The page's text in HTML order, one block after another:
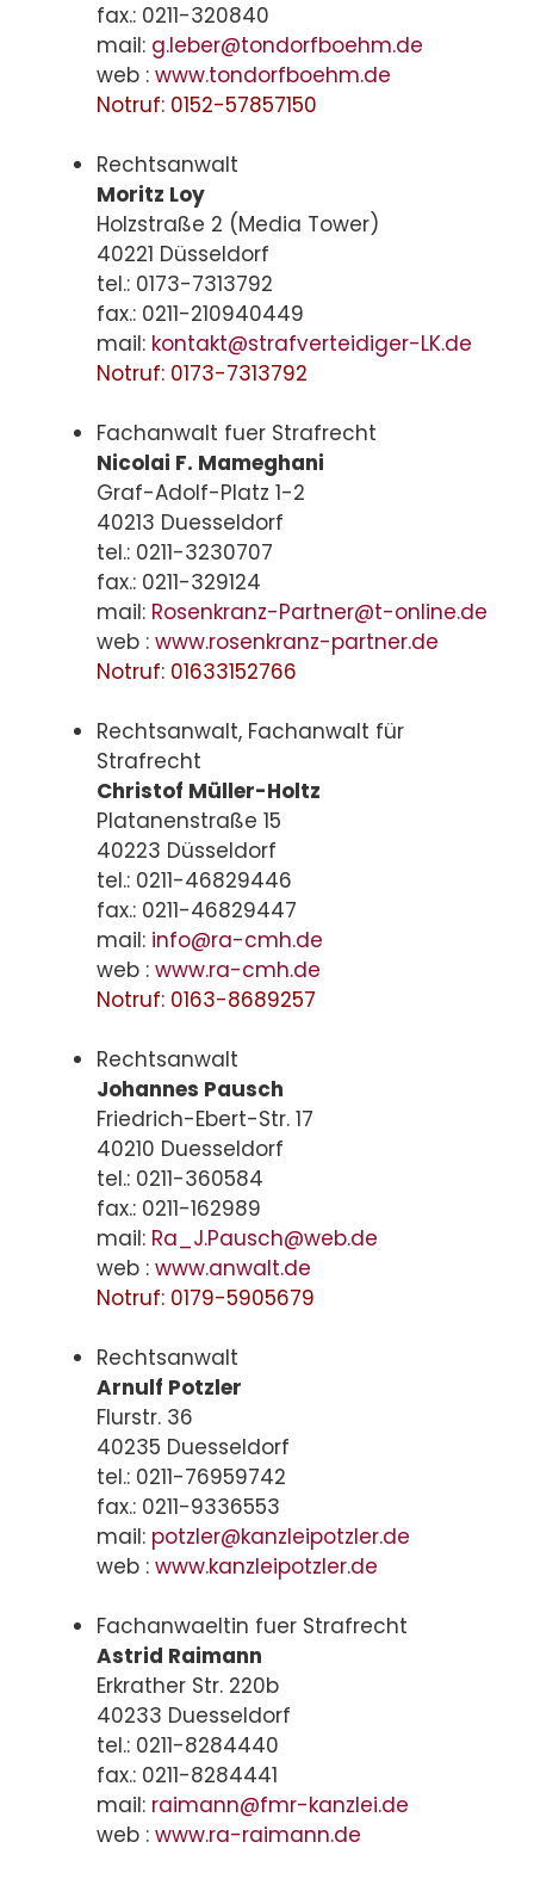
fax.: 0211-320840
mail: g.leber@tondorfboehm.de
web : www.tondorfboehm.de
Notruf: 0152-57857150
Rechtsanwalt
Moritz Loy
Holzstraße 2 (Media Tower)
40221 Düsseldorf
tel.: 0173-7313792
fax.: 0211-210940449
mail: kontakt@strafverteidiger-LK.de
Notruf: 0173-7313792
Fachanwalt fuer Strafrecht
Nicolai F. Mameghani
Graf-Adolf-Platz 1-2
40213 Duesseldorf
tel.: 0211-3230707
fax.: 0211-329124
mail: Rosenkranz-Partner@t-online.de
web : www.rosenkranz-partner.de
Notruf: 01633152766
Rechtsanwalt, Fachanwalt für
Strafrecht
Christof Müller-Holtz
Platanenstraße 15
40223 Düsseldorf
tel.: 0211-46829446
fax.: 0211-46829447
mail: info@ra-cmh.de
web : www.ra-cmh.de
Notruf: 0163-8689257
Rechtsanwalt
Johannes Pausch
Friedrich-Ebert-Str. 17
40210 Duesseldorf
tel.: 0211-360584
fax.: 0211-162989
mail: Ra_J.Pausch@web.de
web : www.anwalt.de
Notruf: 0179-5905679
Rechtsanwalt
Arnulf Potzler
Flurstr. 36
40235 Duesseldorf
tel.: 0211-76959742
fax.: 0211-9336553
mail: potzler@kanzleipotzler.de
web : www.kanzleipotzler.de
Fachanwaeltin fuer Strafrecht
Astrid Raimann
Erkrather Str. 220b
40233 Duesseldorf
tel.: 0211-8284440
fax.: 0211-8284441
mail: raimann@fmr-kanzlei.de
web : www.ra-raimann.de